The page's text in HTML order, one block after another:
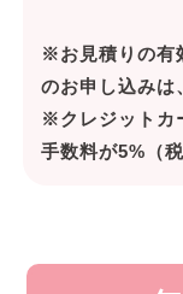
※お見積りの有
のお申し込みは
※クレジットカ
手数料が5%（